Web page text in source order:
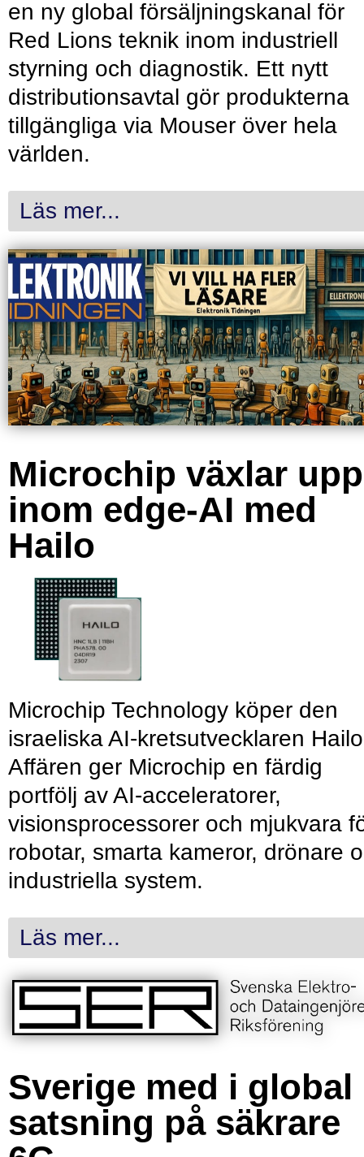
en ny global försäljningskanal för
Red Lions teknik inom industriell
styrning och diagnostik. Ett nytt
distributionsavtal gör produkterna
tillgängliga via Mouser över hela
världen.
Läs mer...
Microchip växlar upp
inom edge-AI med
Hailo
Microchip Technology köper den
israeliska AI-kretsutvecklaren
Affären ger Microchip en färdig
portfölj av AI-acceleratorer,
visionsprocessorer och mjukvara
robotar, smarta kameror, drönare
industriella system.
Läs mer...
Sverige med i global
satsning på säkrare